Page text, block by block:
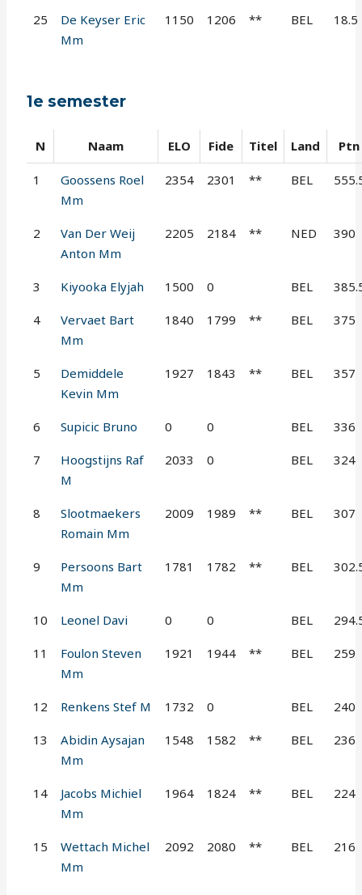
25
De Keyser Eric
Mm
1150 1206 ** BEL 18.5
1e semester
N Naam ELO Fide Titel Land Ptn
1
Goossens Roel
Mm
2354 2301 ** BEL
2
Van Der Weij
Anton Mm
2205 2184 ** NED 390
3 Kiyooka Elyjah 1500 0 BEL
4
Vervaet Bart
Mm
1840 1799 ** BEL 375
5
Demiddele
Kevin Mm
1927 1843 ** BEL 357
6 Supicic Bruno 0 0 BEL 336
7
Hoogstijns Raf
M
2033 0 BEL 324
8
Slootmaekers
Romain Mm
2009 1989 ** BEL 307
9
Persoons Bart
Mm
1781 1782 ** BEL
10 Leonel Davi 0 0 BEL
11
Foulon Steven
Mm
1921 1944 ** BEL 259
12 Renkens Stef M 1732 0 BEL 240
13
Abidin Aysajan
Mm
1548 1582 ** BEL 236
14
Jacobs Michiel
Mm
1964 1824 ** BEL 224
15
Wettach Michel
Mm
2092 2080 ** BEL 216